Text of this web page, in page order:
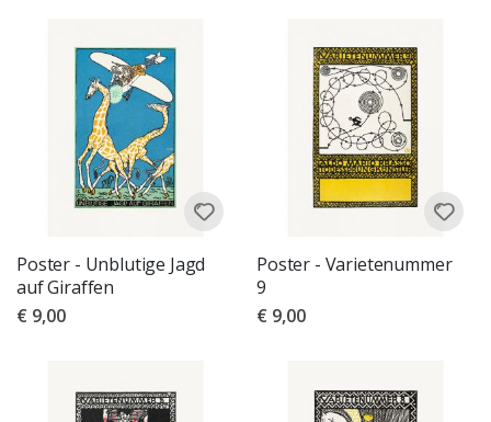
Poster - Unblutige Jagd
auf Giraffen
€ 9,00
Poster - Varietenummer
9
€ 9,00